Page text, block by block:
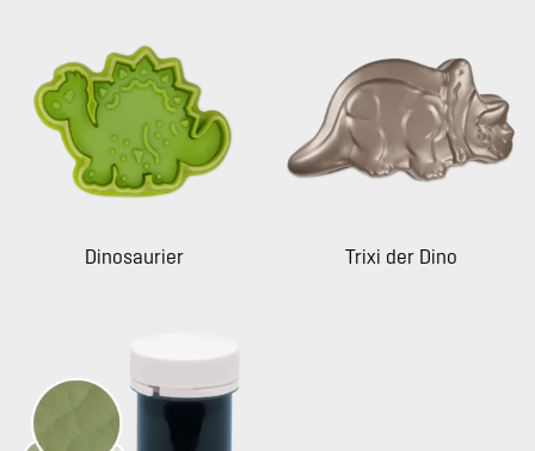
Dinosaurier Trixi der Dino